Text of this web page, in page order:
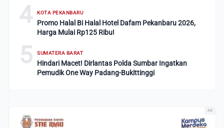
4 KOTA PEKANBARU
Promo Halal Bi Halal Hotel Dafam Pekanbaru 2026,
Harga Mulai Rp125 Ribu!
5 SUMATERA BARAT
Hindari Macet! Dirlantas Polda Sumbar Ingatkan
Pemudik One Way Padang-Bukittinggi
Ad